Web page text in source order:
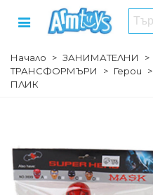
Начало > ЗАНИМАТЕЛНИ >
ТРАНСФОРМЪРИ
> Герои >
ПЛИК